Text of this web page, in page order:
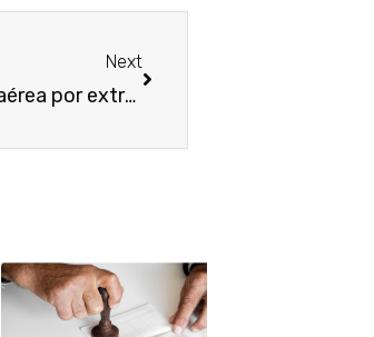
Next
TJSP mantém condenação de empresa aérea por extravio de bagagem por 22 dias